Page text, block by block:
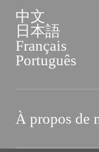
中文
日本語
Français
Português
À propos de